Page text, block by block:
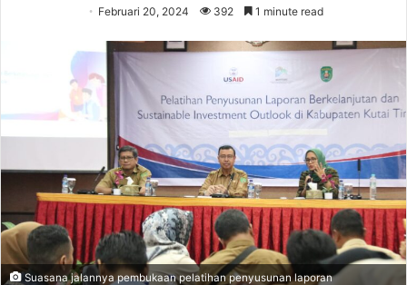
Februari 20, 2024 392 1 minute read
Suasana jalannya pembukaan pelatihan penyusunan laporan